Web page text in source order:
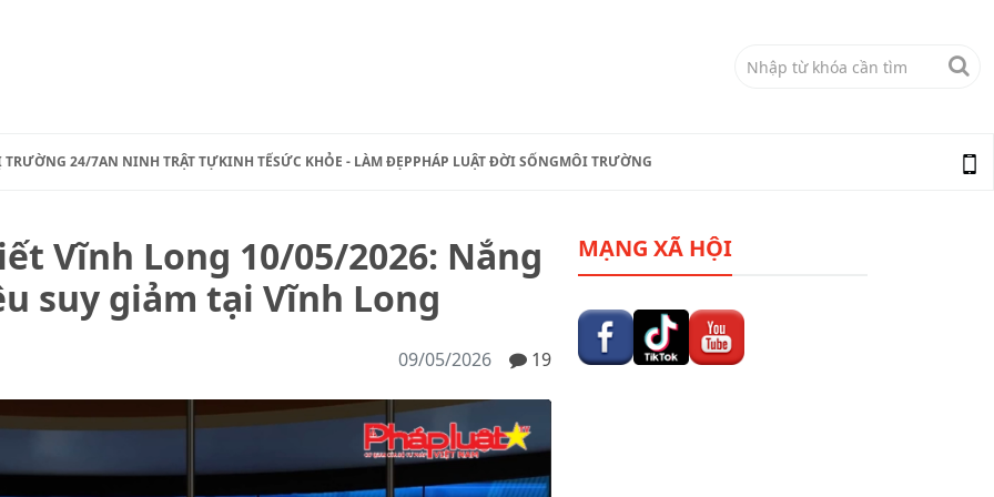
TRƯỜNG 24/7AN NINH TRẬT TỰKINH TẾSỨC KHỎE - LÀM ĐẸPPHÁP LUẬT ĐỜI SỐNGMÔI TRƯỜNG
Vĩnh Long 10/05/2026: Nắng
suy giảm tại Vĩnh Long
09/05/2026 19
MẠNG XÃ HỘI